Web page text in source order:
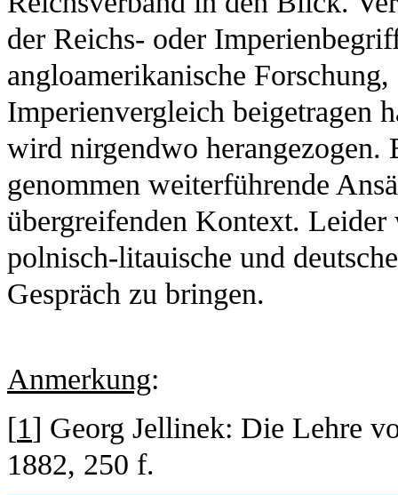
der Reichs- oder
angloamerikanische
Imperienvergleich beigetragen
wird nirgendwo
genommen weiterführende
übergreifenden Kontext.
polnisch-litauische und
Gespräch zu bringen.
Anmerkung:
[1] Georg Jellinek: Die Lehre
1882, 250 f.